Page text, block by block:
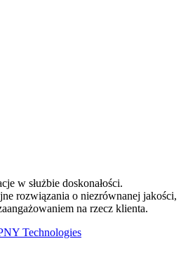
w służbie doskonałości.
rozwiązania o niezrównanej jakości,
na rzecz klienta.
Technologies